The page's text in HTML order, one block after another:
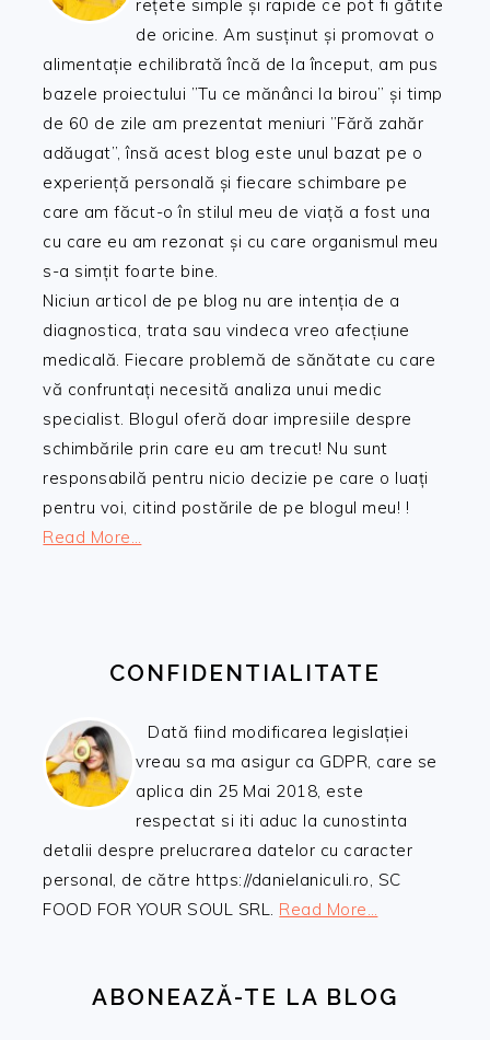
rețete simple și rapide ce pot fi gătite
de oricine. Am susținut și promovat o
alimentație echilibrată încă de la început, am pus
bazele proiectului ”Tu ce mănânci la birou” și timp
de 60 de zile am prezentat meniuri ”Fără zahăr
adăugat”, însă acest blog este unul bazat pe o
experiență personală și fiecare schimbare pe
care am făcut-o în stilul meu de viață a fost una
cu care eu am rezonat și cu care organismul meu
s-a simțit foarte bine.
Niciun articol de pe blog nu are intenția de a
diagnostica, trata sau vindeca vreo afecțiune
medicală. Fiecare problemă de sănătate cu care
vă confruntați necesită analiza unui medic
specialist. Blogul oferă doar impresiile despre
schimbările prin care eu am trecut! Nu sunt
responsabilă pentru nicio decizie pe care o luați
pentru voi, citind postările de pe blogul meu! !
Read More…
CONFIDENTIALITATE
Dată fiind modificarea legislației
vreau sa ma asigur ca GDPR, care se
aplica din 25 Mai 2018, este
respectat si iti aduc la cunostinta
detalii despre prelucrarea datelor cu caracter
personal, de către https://danielaniculi.ro, SC
FOOD FOR YOUR SOUL SRL. Read More…
ABONEAZĂ-TE LA BLOG